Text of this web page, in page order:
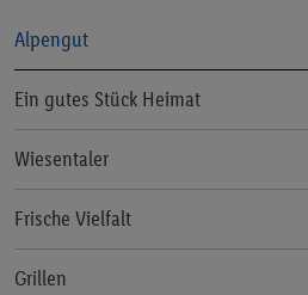
Alpengut
Ein gutes Stück Heimat
Foodblogger Inspiration
Wiesentaler
Frische Vielfalt
Der Weg vom Feld in die Filiale
Grillen